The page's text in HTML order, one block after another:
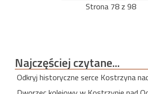
Strona 78 z 98
Najczęściejczytane...
Odkryj historyczne serce Kostrzyna